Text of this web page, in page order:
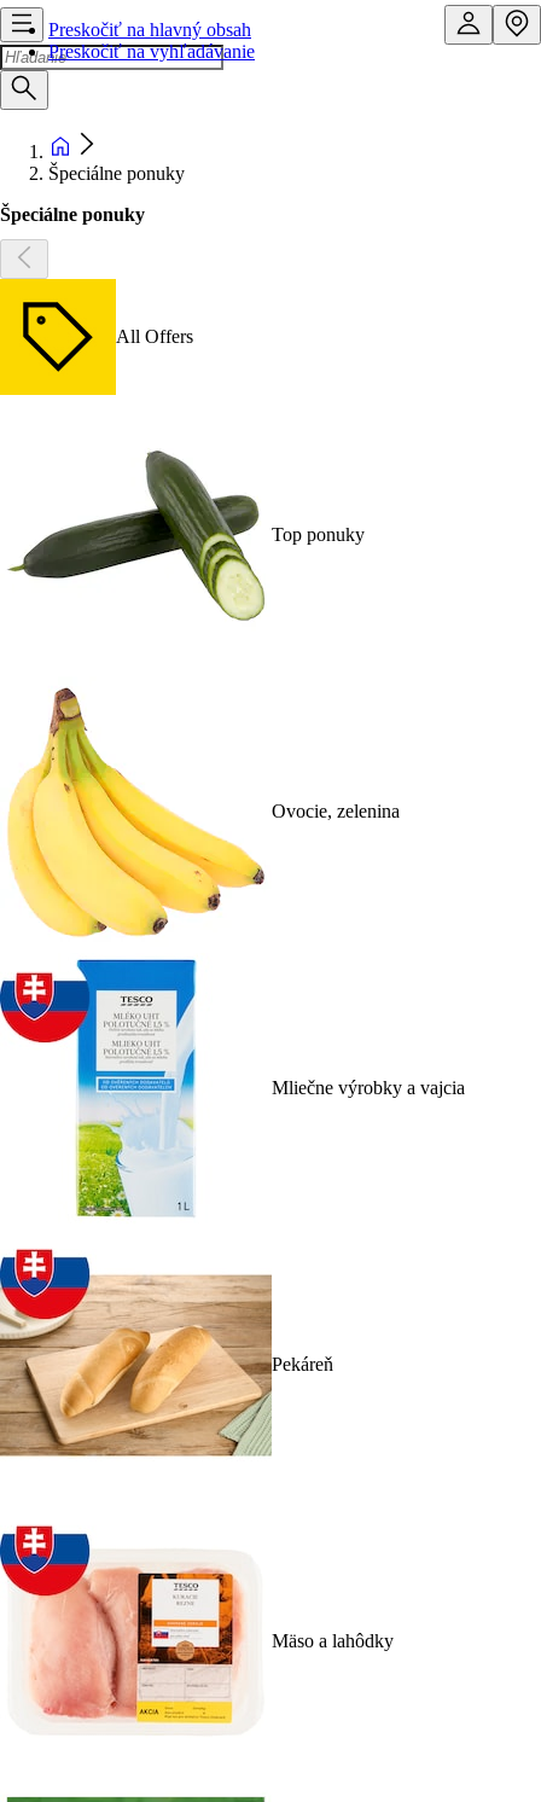
Preskočiť na hlavný obsah
Preskočiť na vyhľadávanie
Špeciálne ponuky
Špeciálne ponuky
All Offers
Top ponuky
Ovocie, zelenina
Mliečne výrobky a vajcia
Pekáreň
Mäso a lahôdky